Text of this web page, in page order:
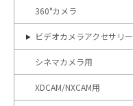
360°カメラ
ビデオカメラアクセサリー
シネマカメラ用
XDCAM/NXCAM用